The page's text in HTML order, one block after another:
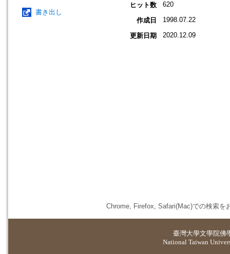
書き出し
ヒット数 620
作成日 1998.07.22
更新日期 2020.12.09
Chrome, Firefox, Safari(Mac)での検索を
臺灣大學文學院佛
National Taiwan